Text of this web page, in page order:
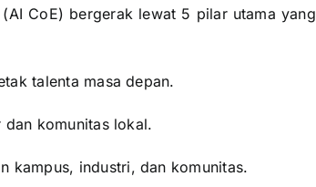
CoE) bergerak lewat 5 pilar utama yang
talenta masa depan.
komunitas lokal.
kampus, industri, dan komunitas.